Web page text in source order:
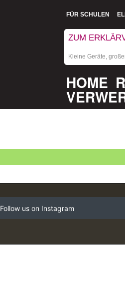
FÜR SCHULEN
ZUM
Kleine Geräte,
HOME
Follow us on Instagram